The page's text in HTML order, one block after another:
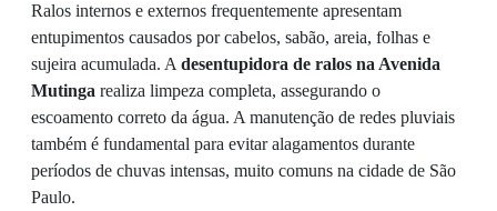
Ralos internos e externos frequentemente apresentam
entupimentos causados por cabelos, sabão, areia, folhas e
sujeira acumulada. A desentupidora de ralos na Avenida
Mutinga realiza limpeza completa, assegurando o
escoamento correto da água. A manutenção de redes pluviais
também é fundamental para evitar alagamentos durante
períodos de chuvas intensas, muito comuns na cidade de São
Paulo.